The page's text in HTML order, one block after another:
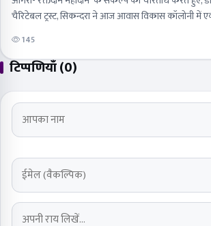
चैरिटेबल ट्रस्ट, सिकन्दरा ने आज आवास विकास कॉलोनी में
का आयोजन किया। इस…
145
टिप्पणियाँ (0)